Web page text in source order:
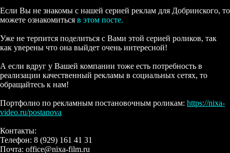
Если Вы не знакомы с нашей серией реклам для Добринского, то
можете ознакомиться в этом посте.
Уже не терпится поделиться с Вами этой серией роликов, так
как уверены что она выйдет очень интересной!
А если вдруг у Вашей компании тоже есть потребность в
реализации качественный рекламы в социальных сетях, то
обращайтесь к нам!
Портфолио по рекламным постановочным роликам: https://nixa-
video.ru/postanova
Контакты:
Телефон: 8 (929) 161 41 31
Почта: office@nixa-film.ru